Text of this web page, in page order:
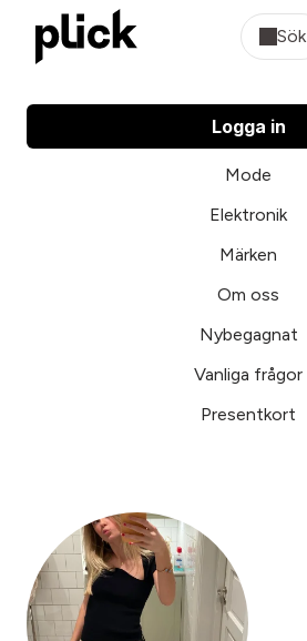
Sök
Logga in
Mode
Elektronik
Märken
Om oss
Nybegagnat
Vanliga frågor
Presentkort